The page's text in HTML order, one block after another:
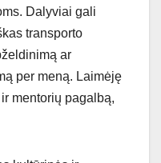
Dalyviai gali
transporto
ar
per meną. Laimėję
mentorių pagalbą,